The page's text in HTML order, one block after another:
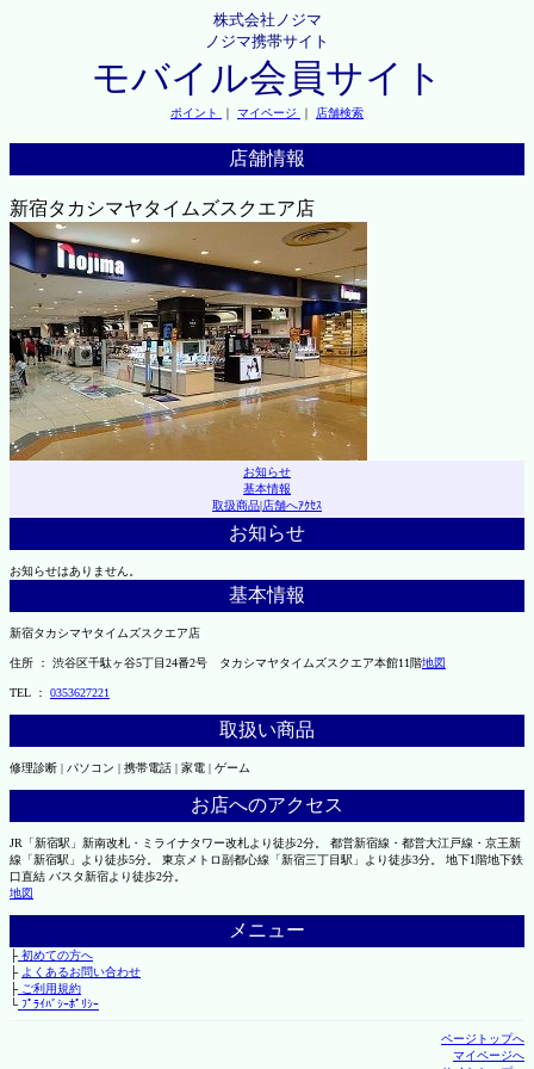
株式会社ノジマ
ノジマ携帯サイト
モバイル会員サイト
ポイント ｜ マイページ ｜ 店舗検索
店舗情報
新宿タカシマヤタイムズスクエア店
お知らせ
基本情報
取扱商品|店舗へｱｸｾｽ
お知らせ
お知らせはありません。
基本情報
新宿タカシマヤタイムズスクエア店
住所 ： 渋谷区千駄ヶ谷5丁目24番2号 タカシマヤタイムズスクエア本館11階地図
TEL ： 0353627221
取扱い商品
修理診断 | パソコン | 携帯電話 | 家電 | ゲーム
お店へのアクセス
JR「新宿駅」新南改札・ミライナタワー改札より徒歩2分。 都営新宿線・都営大江戸線・京王新
線「新宿駅」より徒歩5分。 東京メトロ副都心線「新宿三丁目駅」より徒歩3分。 地下1階地下鉄
口直結 バスタ新宿より徒歩2分。
地図
メニュー
├初めての方へ
├ よくあるお問い合わせ
├ご利用規約
└ﾌﾟﾗｲﾊﾞｼｰﾎﾟﾘｼｰ
ページトップへ
マイページへ